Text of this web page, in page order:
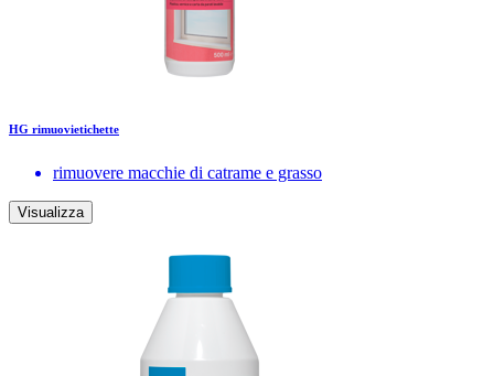
HG rimuovietichette
rimuovere macchie di catrame e grasso
Visualizza